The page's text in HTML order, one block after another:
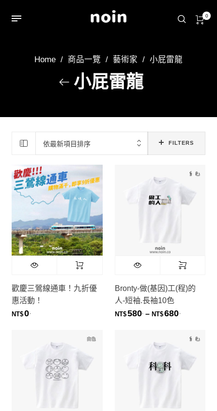
0
Home / 商品一覽 / 藝術家 / 小屁雷龍
小屁雷龍
依最新項目排序 FILTERS
歡慶三鶯線通車！九折優
惠活動！
NT$0
Bronty-做(基因)工(程)的
人-短袖.長袖10色
NT$580 – NT$680